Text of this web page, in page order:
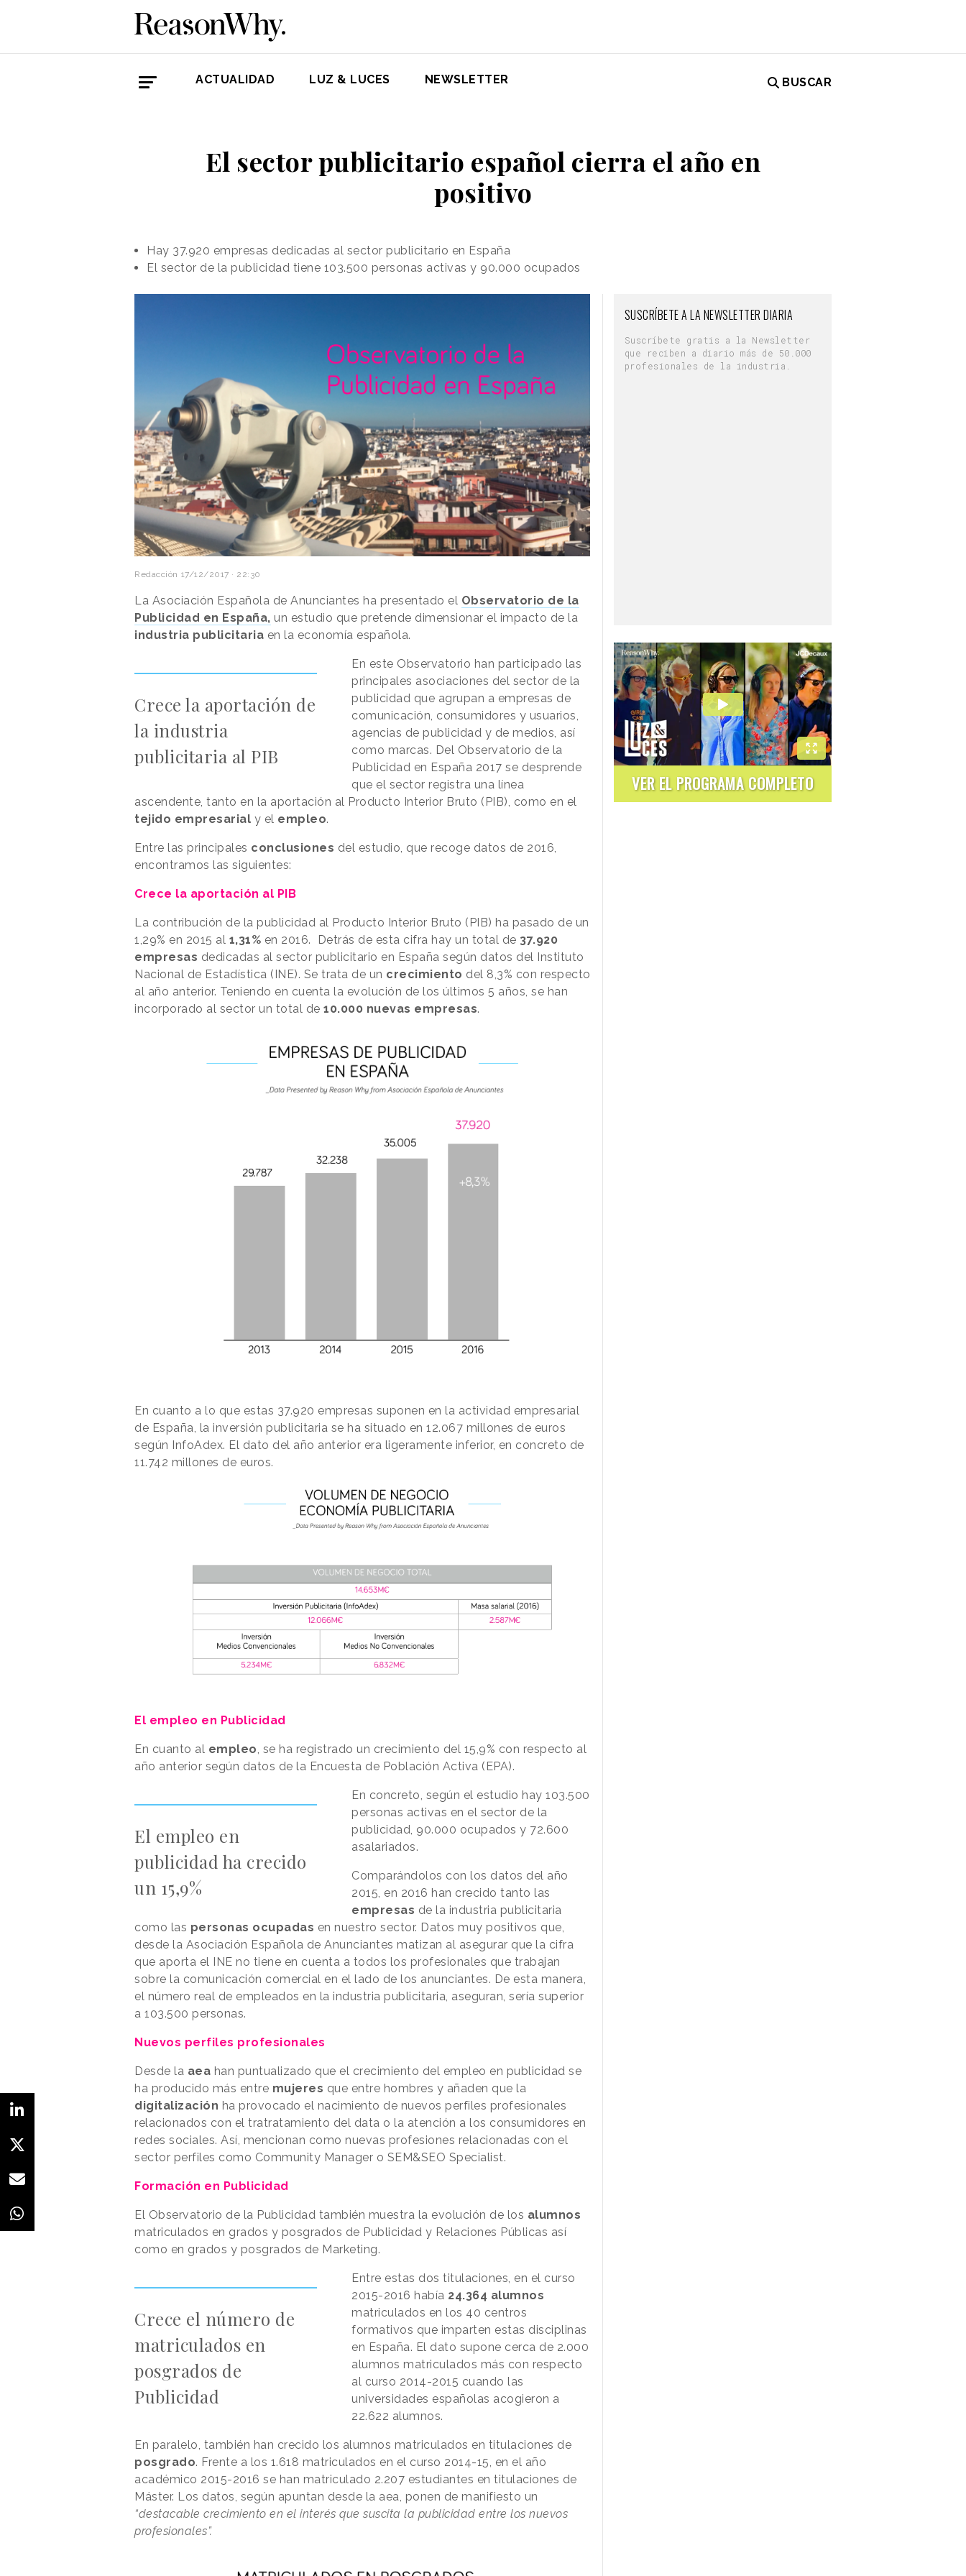
ACTUALIDAD LUZ & LUCES NEWSLETTER BUSCAR
El sector publicitario español cierra el año en
positivo
Hay 37.920 empresas dedicadas al sector publicitario en España
El sector de la publicidad tiene 103.500 personas activas y 90.000 ocupados
Redacción 17/12/2017 · 22:30
La Asociación Española de Anunciantes ha presentado el Observatorio de la
Publicidad en España, un estudio que pretende dimensionar el impacto de la
industria publicitaria en la economía española.
Crece la aportación de
la industria
publicitaria al PIB
En este Observatorio han participado las
principales asociaciones del sector de la
publicidad que agrupan a empresas de
comunicación, consumidores y usuarios,
agencias de publicidad y de medios, así
como marcas. Del Observatorio de la
Publicidad en España 2017 se desprende
que el sector registra una línea
ascendente, tanto en la aportación al Producto Interior Bruto (PIB), como en el
tejido empresarial y el empleo.
Entre las principales conclusiones del estudio, que recoge datos de 2016,
encontramos las siguientes:
Crece la aportación al PIB
La contribución de la publicidad al Producto Interior Bruto (PIB) ha pasado de un
1,29% en 2015 al 1,31% en 2016. Detrás de esta cifra hay un total de 37.920
empresas dedicadas al sector publicitario en España según datos del Instituto
Nacional de Estadística (INE). Se trata de un crecimiento del 8,3% con respecto
al año anterior. Teniendo en cuenta la evolución de los últimos 5 años, se han
incorporado al sector un total de 10.000 nuevas empresas.
En cuanto a lo que estas 37.920 empresas suponen en la actividad empresarial
de España, la inversión publicitaria se ha situado en 12.067 millones de euros
según InfoAdex. El dato del año anterior era ligeramente inferior, en concreto de
11.742 millones de euros.
El empleo en Publicidad
En cuanto al empleo , se ha registrado un crecimiento del 15,9% con respecto al
año anterior según datos de la Encuesta de Población Activa (EPA).
El empleo en
publicidad ha crecido
un 15,9%
En concreto, según el estudio hay 103.500
personas activas en el sector de la
publicidad, 90.000 ocupados y 72.600
asalariados.
Comparándolos con los datos del año
2015, en 2016 han crecido tanto las
empresas de la industria publicitaria
como las personas ocupadas en nuestro sector. Datos muy positivos que,
desde la Asociación Española de Anunciantes matizan al asegurar que la cifra
que aporta el INE no tiene en cuenta a todos los profesionales que trabajan
sobre la comunicación comercial en el lado de los anunciantes. De esta manera,
el número real de empleados en la industria publicitaria, aseguran, sería superior
a 103.500 personas.
Nuevos perfiles profesionales
Desde la aea han puntualizado que el crecimiento del empleo en publicidad se
ha producido más entre mujeres que entre hombres y añaden que la
digitalización ha provocado el nacimiento de nuevos perfiles profesionales
relacionados con el tratratamiento del data o la atención a los consumidores en
redes sociales. Así, mencionan como nuevas profesiones relacionadas con el
sector perfiles como Community Manager o SEM&SEO Specialist.
Formación en Publicidad
El Observatorio de la Publicidad también muestra la evolución de los alumnos
matriculados en grados y posgrados de Publicidad y Relaciones Públicas así
como en grados y posgrados de Marketing.
Crece el número de
matriculados en
posgrados de
Publicidad
Entre estas dos titulaciones, en el curso
2015-2016 había 24.364 alumnos
matriculados en los 40 centros
formativos que imparten estas disciplinas
en España. El dato supone cerca de 2.000
alumnos matriculados más con respecto
al curso 2014-2015 cuando las
universidades españolas acogieron a
22.622 alumnos.
En paralelo, también han crecido los alumnos matriculados en titulaciones de
posgrado. Frente a los 1.618 matriculados en el curso 2014-15, en el año
académico 2015-2016 se han matriculado 2.207 estudiantes en titulaciones de
Máster. Los datos, según apuntan desde la aea, ponen de manifiesto un
“destacable crecimiento en el interés que suscita la publicidad entre los nuevos
profesionales”.
SUSCRÍBETE A LA NEWSLETTER DIARIA
Suscríbete gratis a la Newsletter
que reciben a diario más de 50.000
profesionales de la industria.
VER EL PROGRAMA COMPLETO